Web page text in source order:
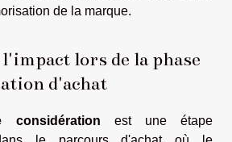
de la marque.
lors de la phase
d'achat
considération est une étape